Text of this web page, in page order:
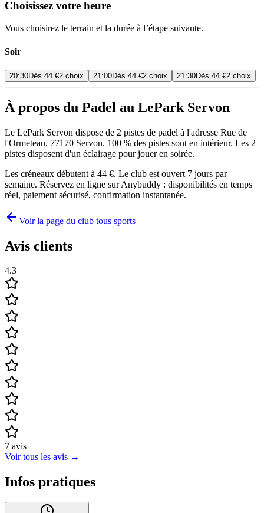
Choisissez votre heure
Vous choisirez le terrain et la durée à l’étape suivante.
Soir
20:30Dès 44 €2 choix 21:00Dès 44 €2 choix 21:30Dès 44 €2 choix
À propos du Padel au LePark Servon
Le LePark Servon dispose de 2 pistes de padel à l'adresse Rue de
l'Ormeteau, 77170 Servon. 100 % des pistes sont en intérieur. Les 2
pistes disposent d'un éclairage pour jouer en soirée.
Les créneaux débutent à 44 €. Le club est ouvert 7 jours par
semaine. Réservez en ligne sur Anybuddy : disponibilités en temps
réel, paiement sécurisé, confirmation instantanée.
Voir la page du club tous sports
Avis clients
4.3
7 avis
Voir tous les avis →
Infos pratiques